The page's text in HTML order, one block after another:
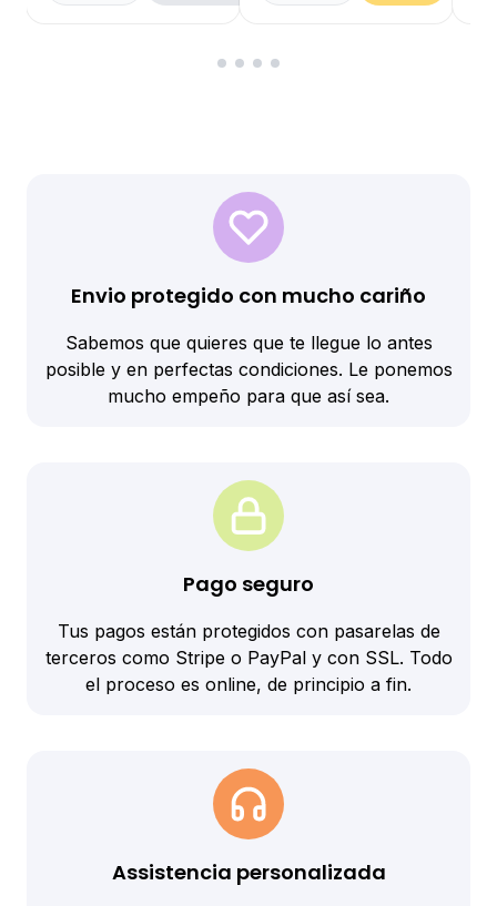
Envio protegido con mucho cariño
Sabemos que quieres que te llegue lo antes
posible y en perfectas condiciones. Le ponemos
mucho empeño para que así sea.
Pago seguro
Tus pagos están protegidos con pasarelas de
terceros como Stripe o PayPal y con SSL. Todo
el proceso es online, de principio a fin.
Assistencia personalizada